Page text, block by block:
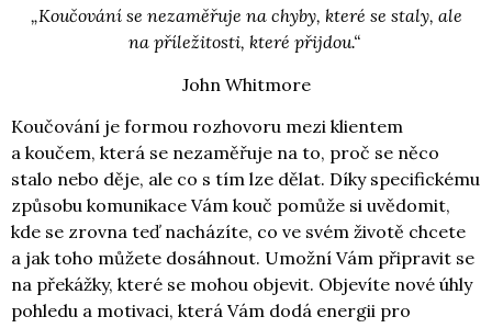
„Koučování se nezaměřuje na chyby, které se staly, ale
na příležitosti, které přijdou.“
John Whitmore
Koučování je formou rozhovoru mezi klientem
a koučem, která se nezaměřuje na to, proč se něco
stalo nebo děje, ale co s tím lze dělat. Díky specifickému
způsobu komunikace Vám kouč pomůže si uvědomit,
kde se zrovna teď nacházíte, co ve svém životě chcete
a jak toho můžete dosáhnout. Umožní Vám připravit se
na překážky, které se mohou objevit. Objevíte nové úhly
pohledu a motivaci, která Vám dodá energii pro